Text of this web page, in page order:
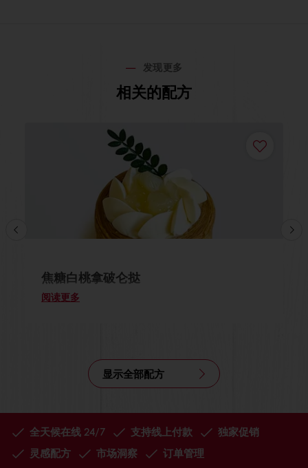
发现更多
相关的配方
焦糖白桃拿破仑挞
阅读更多
显示全部配方
全天候在线 24/7 支持线上付款
独家促销
灵感配方
市场洞察 订单管理